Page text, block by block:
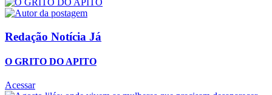
Redação Notícia Já
O GRITO DO APITO
Acessar